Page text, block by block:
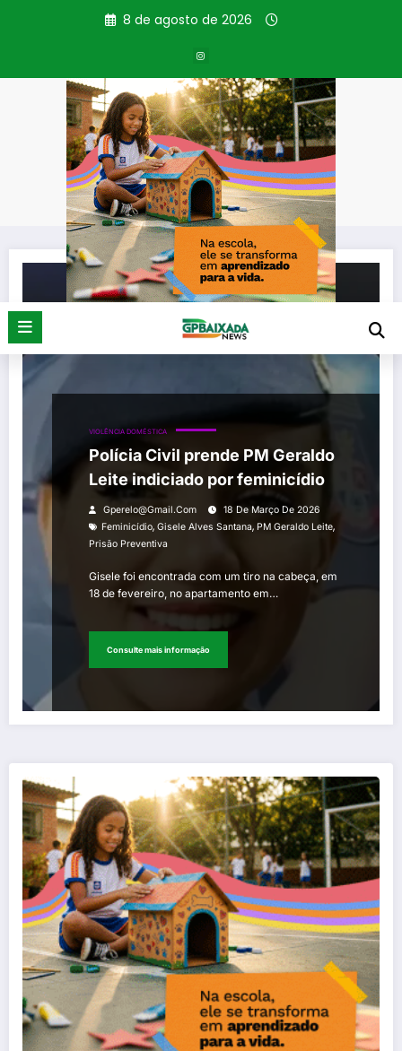
8 de agosto de 2026
Tag: PM Geraldo Leite
Página inicial PM Geraldo Leite
VIOLÊNCIA DOMÉSTICA
Polícia Civil prende PM Geraldo
Leite indiciado por feminicídio
Gperelo@gmail.com
18 De Março De 2026
Feminicídio, Gisele Alves Santana, PM Geraldo Leite,
Prisão Preventiva
Gisele foi encontrada com um tiro na cabeça, em
18 de fevereiro, no apartamento em…
Consulte mais informação